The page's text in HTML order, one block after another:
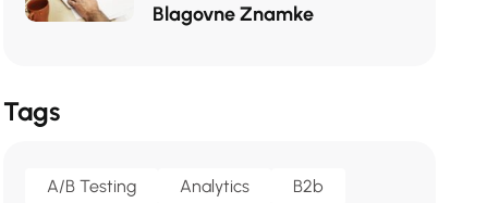
Blagovne Znamke
Tags
A/b Testing Analytics
B2b